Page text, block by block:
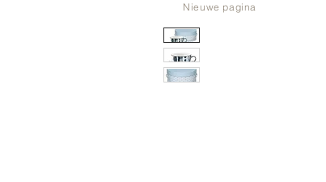
Nieuwe pagina